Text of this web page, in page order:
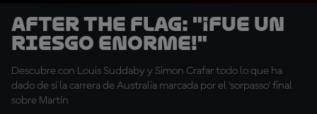
After the Flag: "¡Fue un
riesgo enorme!"
Descubre con Louis Suddaby y Simon Crafar todo lo que ha
dado de sí la carrera de Australia marcada por el 'sorpasso' final
sobre Martín